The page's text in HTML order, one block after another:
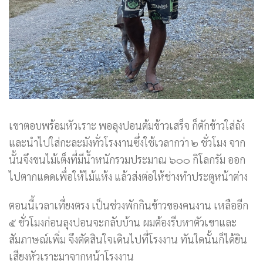
เขาตอบพร้อมหัวเราะ พอลุงปอนต้มข้าวเสร็จ ก็ตักข้าวใส่ถัง
และนำไปใส่กะละมังทั่วโรงงานซึ่งใช้เวลากว่า ๒ ชั่วโมง จาก
นั้นจึงขนไม้เต็งที่มีน้ำหนักรวมประมาณ ๖๐๐ กิโลกรัม ออก
ไปตากแดดเพื่อให้ไม้แห้ง แล้วส่งต่อให้ช่างทำประตูหน้าต่าง
ตอนนี้เวลาเที่ยงตรง เป็นช่วงพักกินข้าวของคนงาน เหลืออีก
๕ ชั่วโมงก่อนลุงปอนจะกลับบ้าน ผมต้องรีบหาตัวเขาและ
สัมภาษณ์เพิ่ม จึงตัดสินใจเดินไปที่โรงงาน ทันใดนั้นก็ได้ยิน
เสียงหัวเราะมาจากหน้าโรงงาน